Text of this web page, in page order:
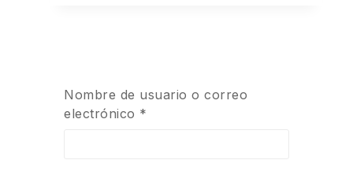
Nombre de usuario o correo
electrónico *